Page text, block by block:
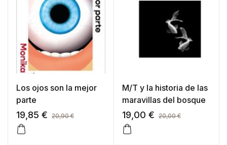
Los ojos son la mejor
parte
19,85 € 20,90€
M/T y la historia de las
maravillas del bosque
19,00 € 20,00€